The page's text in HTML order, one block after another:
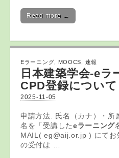
Read more →
Eラーニング MOOCS 速報
日本建築学会-eラ
CPD登録について
2025-11-05
申請方法. 氏名（カナ）・所
名を「受講したeラーニング
MAIL( eg@aij.or.jp ) にてお
の受付は …